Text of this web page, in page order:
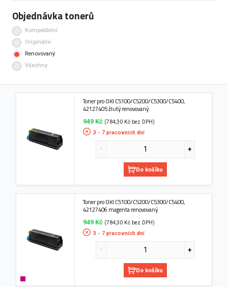
Objednávka tonerů
Kompatibilní
Originální
Renovovaný
Všechny
Toner pro OKI C5100/C5200/C5300/C5400,
42127405 žlutý renovovaný
949 Kč (784,30 Kč bez DPH)
3 - 7 pracovních dní
Do košíku
Toner pro OKI C5100/C5200/C5300/C5400,
42127406 magenta renovovaný
949 Kč (784,30 Kč bez DPH)
3 - 7 pracovních dní
Do košíku